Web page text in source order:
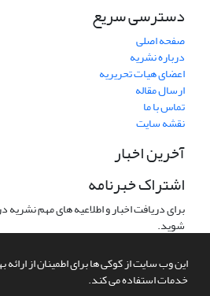
این وب سایت از کوکی ها برای اطمینان از ارائه
خدمات استفاده می کند.
دسترسی سریع
صفحه اصلی
درباره نشریه
اعضای هیات تحریریه
ارسال مقاله
تماس با ما
نقشه سایت
آخرین اخبار
اشتراک خبرنامه
برای دریافت اخبار و اطلاعیه های مهم
شوید.